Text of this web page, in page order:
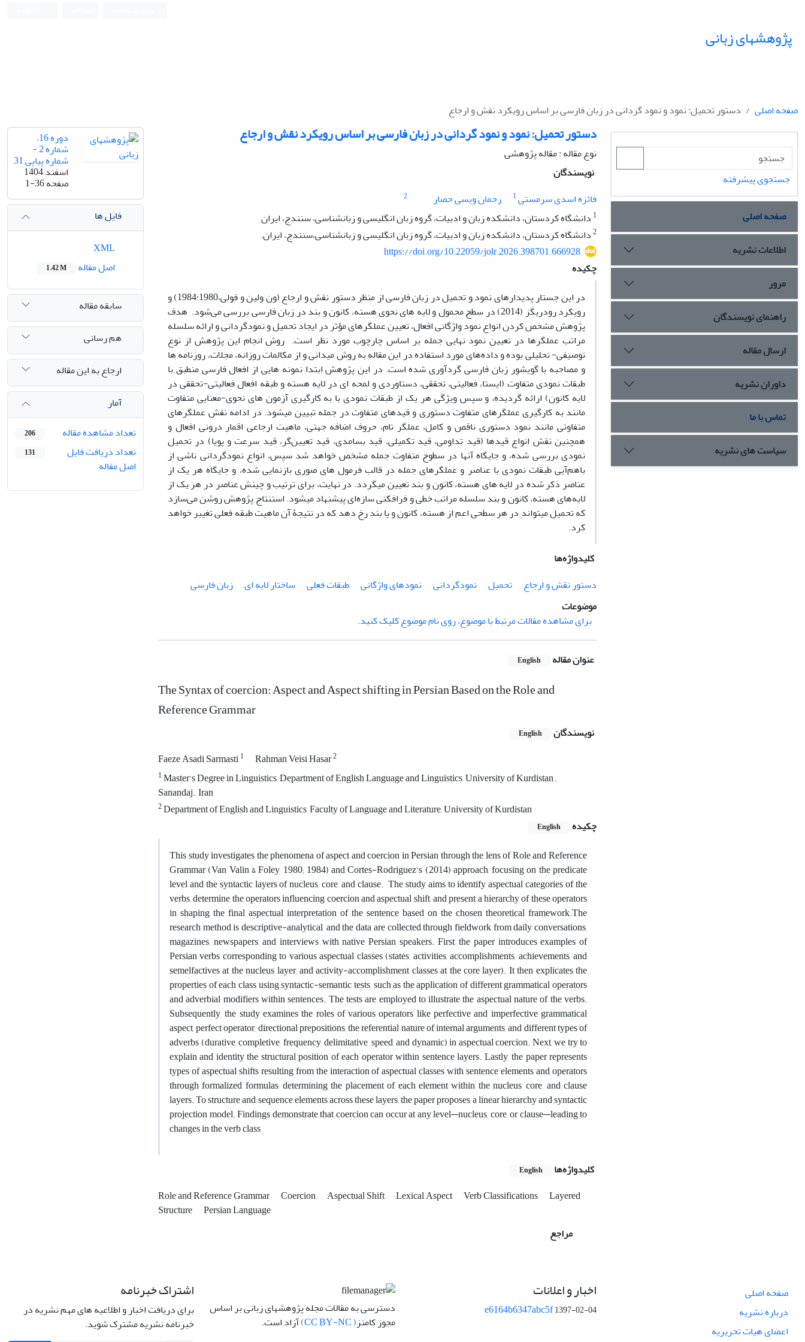
پژوهشهای زبانی
صفحه اصلی دستور تحمیل: نمود و نمود گردانی در زبان فارسی بر اساس رویکرد نقش و ارجاع
دستور تحمیل: نمود و نمود گردانی در زبان فارسی بر اساس رویکرد نقش و ارجاع
نوع مقاله : مقاله پژوهشی
نویسندگان
فائزه اسدی سرمستی1 رحمان ویسی حصار
2
1 دانشگاه کردستان، دانشکده زبان و ادبیات، گروه زبان انگلیسی و زبانشناسی، سنندج، ایران
2دانشگاه کردستان، دانشکده زبان و ادبیات، گروه زبان انگلیسی و زبانشناسی،سنندج، ایران.
https://doi.org/10.22059/jolr.2026.398701.666928
چکیده
در این جستار پدیدارهای نمود و تحمیل در زبان فارسی از منظر دستور نقش و ارجاع (ون ولین و فولی،1980؛1984) و
رویکرد رودریگز (2014) در سطح محمول و لایه های نحوی هسته، کانون و بند در زبان فارسی بررسی می‌شود. هدف
پژوهش مشخص کردن انواع نمود واژگانی افعال، تعیین عملگرهای مؤثر در ایجاد تحمیل و نمودگردانی و ارائه سلسله
مراتب عملگرها در تعیین نمود نهایی جمله بر اساس چارچوب مورد نظر است. روش انجام این پژوهش از نوع
توصیفی- تحلیلی بوده و داده‌های مورد استفاده در این مقاله به روش میدانی و از مکالمات روزانه، مجلات، روزنامه ها
و مصاحبه با گویشور زبان فارسی گردآوری شده است. در این پژوهش ابتدا نمونه هایی از افعال فارسی منطبق با
طبقات نمودی متفاوت (ایستا، فعالیتی، تحققی، دستاوردی و لمحه ای در لایه هسته و طبقه افعال فعالیتی-تحققی در
لایه کانون) ارائه گردیده، و سپس ویژگی هر یک از طبقات نمودی با به کارگیری آزمون های نحوی-معنایی متفاوت
مانند به کارگیری عملگرهای متفاوت دستوری و قیدهای متفاوت در جمله تبیین میشود. در ادامه نقش عملگرهای
متفاوتی مانند نمود دستوری ناقص و کامل، عملگر تام، حروف اضافه جهتی، ماهیت ارجاعی اقمار درونی افعال و
همچنین نقش انواع قیدها (قید تداومی، قید تکمیلی، قید بسامدی، قید تعیین‌گر، قید سرعت و پویا) در تحمیل
نمودی بررسی شده، و جایگاه آنها در سطوح متفاوت جمله مشخص خواهد شد سپس، انواع نمودگردانی ناشی از
باهم‌آیی طبقات نمودی با عناصر و عملگرهای جمله در قالب فرمول های صوری بازنمایی شده، و جایگاه هر یک از
عناصر ذکر شده در لایه های هسته، کانون و بند تعیین می‍گردد. در نهایت، برای ترتیب و چینش عناصر در هر یک از
لایه‌های هسته، کانون و بند سلسله مراتب خطی و فرافکنی سازه‌ای پیشنهاد می­شود. استنتاج پژوهش روشن می‌سازد
که تحمیل میتواند در هر سطحی اعم از هسته، کانون و یا بند رخ دهد که در نتیجۀ آن ماهیت طبقه فعلی تغییر خواهد
کرد.
کلیدواژه‌ها
دستور نقش و ارجاع
تحمیل نمودگردانی نمودهای واژگانی طبقات فعلی ساختار لایه ای
زبان فارسی
موضوعات
برای مشاهده مقالات مرتبط با موضوع، روی نام موضوع کلیک کنید.
عنوان مقاله English
The Syntax of coercion: Aspect and Aspect shifting in Persian Based on the Role and
Reference Grammar
نویسندگان English
Faeze Asadi Sarmasti1 Rahman Veisi Hasar2
1Master's Degree in Linguistics, Department of English Language and Linguistics, University of Kurdistan,.
Sanandaj., Iran
2Department of English and Linguistics, Faculty of Language and Literature, University of Kurdistan
چکیده
English
This study investigates the phenomena of aspect and coercion in Persian through the lens of Role and Reference
Grammar (Van Valin & Foley, 1980; 1984) and Cortes-Rodriguez’s (2014) approach, focusing on the predicate
level and the syntactic layers of nucleus, core, and clause. The study aims to identify aspectual categories of the
verbs, determine the operators influencing coercion and aspectual shift, and present a hierarchy of these operators
in shaping the final aspectual interpretation of the sentence based on the chosen theoretical framework.The
research method is descriptive-analytical, and the data are collected through fieldwork from daily conversations,
magazines, newspapers, and interviews with native Persian speakers. First, the paper introduces examples of
Persian verbs corresponding to various aspectual classes (states, activities, accomplishments, achievements, and
semelfactives at the nucleus layer, and activity-accomplishment classes at the core layer). It then explicates the
properties of each class using syntactic-semantic tests, such as the application of different grammatical operators
and adverbial modifiers within sentences. The tests are employed to illustrate the aspectual nature of the verbs.
Subsequently, the study examines the roles of various operators like perfective and imperfective grammatical
aspect, perfect operator, directional prepositions, the referential nature of internal arguments, and different types of
adverbs (durative, completive, frequency, delimitative, speed, and dynamic) in aspectual coercion. Next, we try to
explain and identity the structural position of each operator within sentence layers. Lastly, the paper represents
types of aspectual shifts resulting from the interaction of aspectual classes with sentence elements and operators
through formalized formulas, determining the placement of each element within the nucleus, core, and clause
layers. To structure and sequence elements across these layers, the paper proposes a linear hierarchy and syntactic
projection model. Findings demonstrate that coercion can occur at any level—nucleus, core, or clause—leading to
changes in the verb class
کلیدواژه‌ها English
Role and Reference Grammar Coercion Aspectual Shift Lexical Aspect Verb Classifications
Layered
Structure
Persian Language
مراجع
دوره 16،
شماره 2 -
شماره پیاپی 31
اسفند 1404
صفحه1-36
فایل ها
اصل مقاله
1.42 M
سابقه مقاله
هم رسانی
ارجاع به این مقاله
آمار
تعداد مشاهده مقاله
206
تعداد دریافت فایل
اصل مقاله
131
جستجوی پیشرفته
صفحه اصلی
اطلاعات نشریه
مرور
راهنمای نویسندگان
ارسال مقاله
داوران نشریه
تماس با ما
سیاست های نشریه
صفحه اصلی
درباره نشریه
اعضای هیات تحریریه
اخبار و اعلانات
e6164b6347abc5f1397-02-04
دسترسی به مقالات مجله پژوهشهای زبانی بر اساس
مجوز کامنز( CC BY-NC) آزاد است.
اشتراک خبرنامه
برای دریافت اخبار و اطلاعیه های مهم نشریه در
خبرنامه نشریه مشترک شوید.